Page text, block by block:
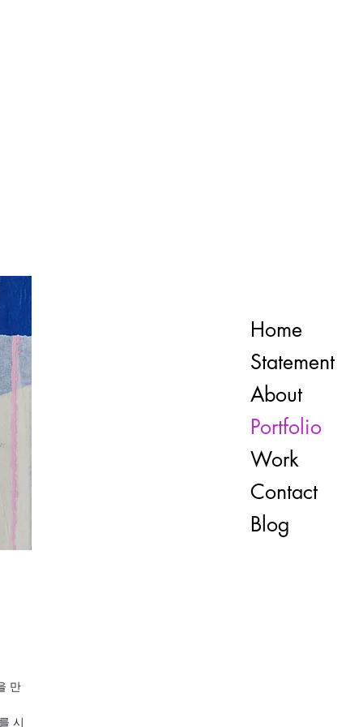
만
시
Home
Statement
About
Portfolio
Work
Contact
Blog